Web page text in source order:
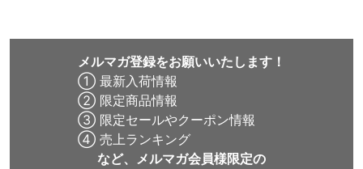
メルマガ登録をお願いいたします！
① 最新入荷情報
② 限定商品情報
③ 限定セールやクーポン情報
④ 売上ランキング
など、メルマガ会員様限定の